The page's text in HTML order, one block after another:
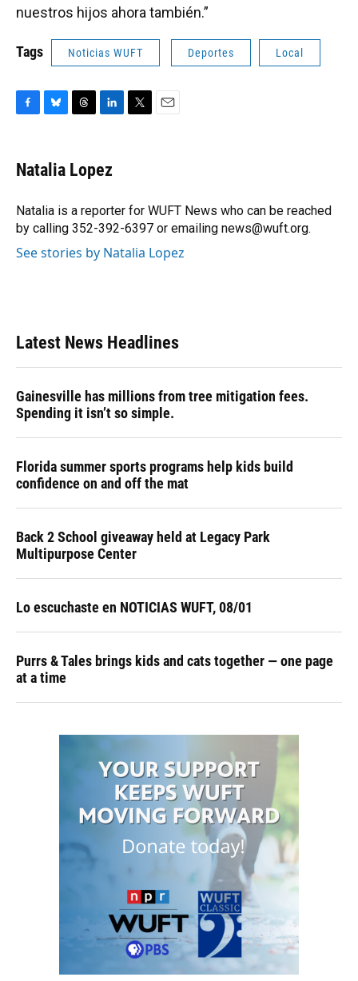
nuestros hijos ahora también.”
Tags Noticias WUFT Deportes Local
e
b
o
k
e
s
y
e
a
s
k
e
I
n
r
Natalia Lopez
Natalia is a reporter for WUFT News who can be reached
by calling 352-392-6397 or emailing news@wuft.org.
See stories by Natalia Lopez
Latest News Headlines
Gainesville has millions from tree mitigation fees.
Spending it isn’t so simple.
Florida summer sports programs help kids build
confidence on and off the mat
Back 2 School giveaway held at Legacy Park
Multipurpose Center
Lo escuchaste en NOTICIAS WUFT, 08/01
Purrs & Tales brings kids and cats together — one page
at a time